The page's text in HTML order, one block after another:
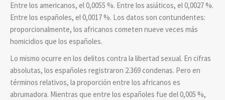
Entre los americanos, el 0,0055 %. Entre los asiáticos, el 0,0027 %.
Entre los españoles, el 0,0017 %. Los datos son contundentes:
proporcionalmente, los africanos cometen nueve veces más
homicidios que los españoles.
Lo mismo ocurre en los delitos contra la libertad sexual. En cifras
absolutas, los españoles registraron 2.369 condenas. Pero en
términos relativos, la proporción entre los africanos es
abrumadora. Mientras que entre los españoles fue del 0,005 %,